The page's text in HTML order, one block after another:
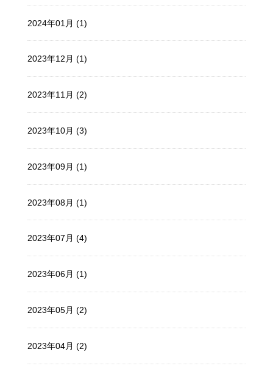
2024年01月 (1)
2023年12月 (1)
2023年11月 (2)
2023年10月 (3)
2023年09月 (1)
2023年08月 (1)
2023年07月 (4)
2023年06月 (1)
2023年05月 (2)
2023年04月 (2)